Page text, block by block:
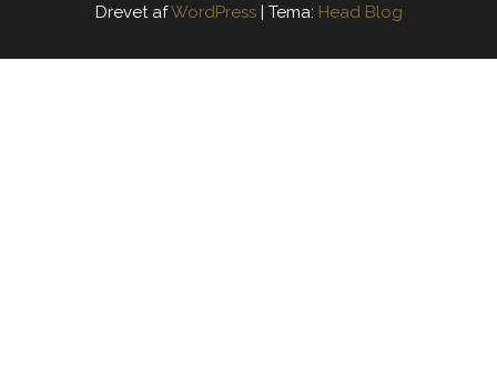
Drevet afWordPress | Tema: Head Blog